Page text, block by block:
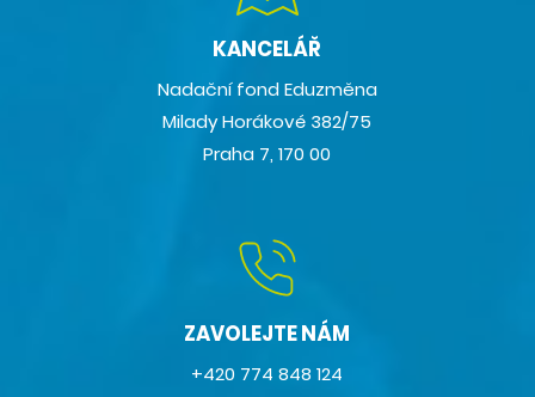
KANCELÁŘ
Nadační fond Eduzměna
Milady Horákové 382/75
Praha 7, 170 00
ZAVOLEJTE NÁM
+420 774 848 124